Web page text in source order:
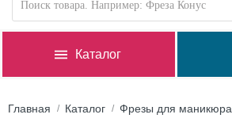
Каталог
Главная Каталог Фрезы для маникюра